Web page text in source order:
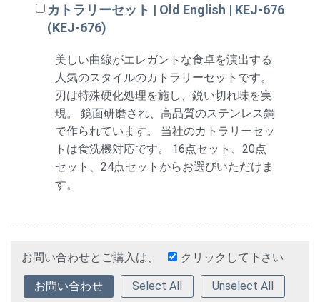
カトラリーセット | Old English | KEJ-676
(KEJ-676)
美しい曲線がエレガントな食卓を演出する
人気のスタイルのカトラリーセットです。
刃は特殊硬化処理を施し、鋭い切れ味を実
現。 鏡面研磨され、高品質のステンレス鋼
で作られています。 当社のカトラリーセッ
トは食洗機対応です。 16点セット、20点
セット、24点セットからお選びいただけま
す。
お問い合わせとご購入は、 クリックして下さい
Select All Unselect All